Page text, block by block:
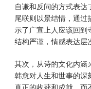
自谦和反问的方式表达
尾联则以景结情，通
示了广宣上人应该回
结构严谨，情感表达层
其次，从诗的文化内涵
韩愈对人生和世事的深
真正的收获和成就，而